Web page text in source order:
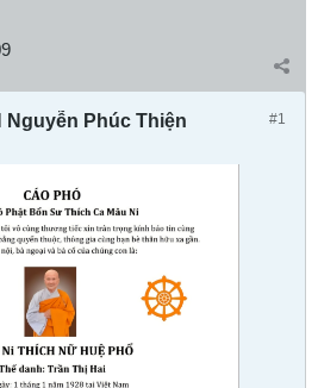
#1
Nguyễn Phúc Thiện